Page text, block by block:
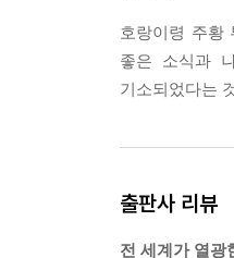
환 삼촌의 체포
--- p.27
--- p.31
호랑이령 주황
좋은 소식과
기소되었다는
출판사 리뷰
전 세계가 열광